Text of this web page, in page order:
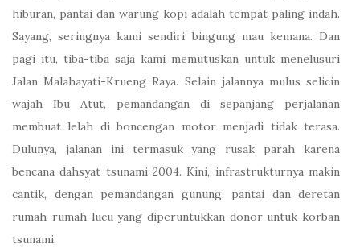
hiburan, pantai dan warung kopi adalah tempat paling indah.
Sayang, seringnya kami sendiri bingung mau kemana. Dan
pagi itu, tiba-tiba saja kami memutuskan untuk menelusuri
Jalan Malahayati-Krueng Raya. Selain jalannya mulus selicin
wajah Ibu Atut, pemandangan di sepanjang perjalanan
membuat lelah di boncengan motor menjadi tidak terasa.
Dulunya, jalanan ini termasuk yang rusak parah karena
bencana dahsyat tsunami 2004. Kini, infrastrukturnya makin
cantik, dengan pemandangan gunung, pantai dan deretan
rumah-rumah lucu yang diperuntukkan donor untuk korban
tsunami.